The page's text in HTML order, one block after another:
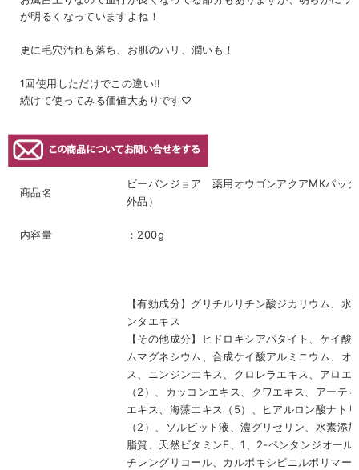
が明るくなっていますよね！
更に毛穴汚れも落ち、お肌のハリ、潤いも！
1回使用しただけでこの違い!!
続けて使ってみる価値大ありです♡
商品名
ビーバンジョア 薬用オウゴンアクアMKパッ
外品）
内容量 ：200g
【有効成分】グリチルリチン酸ジカリウム、水
ンタエキス
【その他成分】ヒドロキシアパタイト、ケイ酸
ムマグネシウム、合成ケイ酸アルミニウム、オ
ス、ニンジンエキス、クロレラエキス、アロエ
（2）、カッコンエキス、クワエキス、アーテ
エキス、海藻エキス（5）、ヒアルロン酸ナト
（2）、ソルビット液、濃グリセリン、水素添
脂質、天然ビタミンE、1、2-ペンタンジオール
チレングリコール、カルボキシビニルポリマー